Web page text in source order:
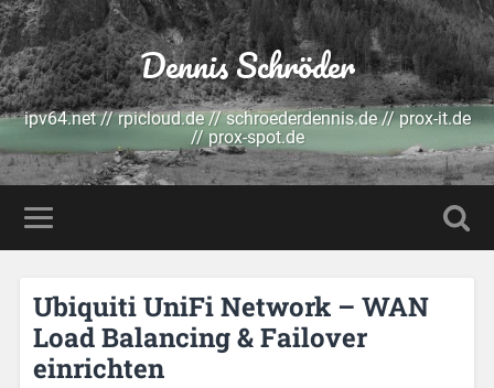
Dennis Schröder
ipv64.net // rpicloud.de // schroederdennis.de // prox-it.de
// prox-spot.de
Ubiquiti UniFi Network – WAN
Load Balancing & Failover
einrichten